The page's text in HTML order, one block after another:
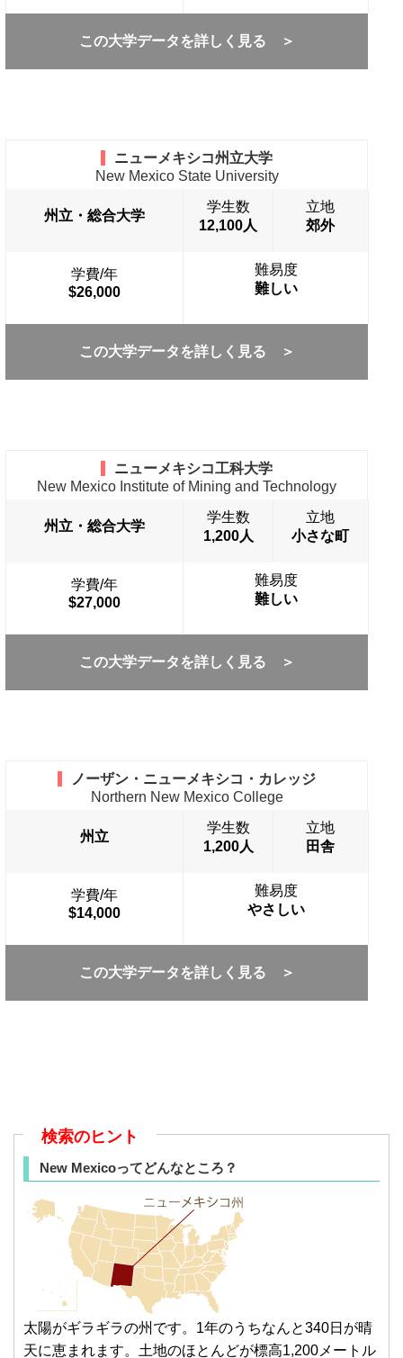
この大学データを詳しく見る ＞
ニューメキシコ州立大学
New Mexico State University
州立・総合大学
学生数
12,100人
立地
郊外
学費/年
$26,000
難易度
難しい
この大学データを詳しく見る ＞
ニューメキシコ工科大学
New Mexico Institute of Mining and Technology
州立・総合大学
学生数
1,200人
立地
小さな町
学費/年
$27,000
難易度
難しい
この大学データを詳しく見る ＞
ノーザン・ニューメキシコ・カレッジ
Northern New Mexico College
州立
学生数
1,200人
立地
田舎
学費/年
$14,000
難易度
やさしい
この大学データを詳しく見る ＞
検索のヒント
New Mexicoってどんなところ？
太陽がギラギラの州です。1年のうちなんと340日が晴
天に恵まれます。土地のほとんどが標高1,200メートル